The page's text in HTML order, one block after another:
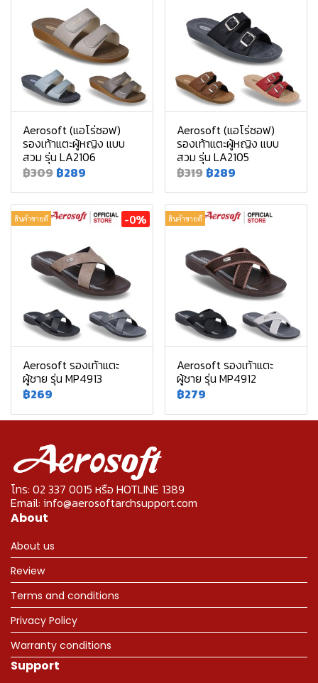
Aerosoft (แอโร่ซอฟ)
รองเท้าแตะผู้หญิง แบบ
สวม รุ่น LA2106
฿309 ฿289
Aerosoft (แอโร่ซอฟ)
รองเท้าแตะผู้หญิง แบบ
สวม รุ่น LA2105
฿319 ฿289
สินค้าขายดี -0%
Aerosoft รองเท้าแตะ
ผู้ชาย รุ่น MP4913
฿269
สินค้าขายดี
Aerosoft รองเท้าแตะ
ผู้ชาย รุ่น MP4912
฿279
โทร: 02 337 0015 หรือ HOTLINE 1389
Email: info@aerosoftarchsupport.com
About
About us
Review
Terms and conditions
Privacy Policy
Warranty conditions
Support